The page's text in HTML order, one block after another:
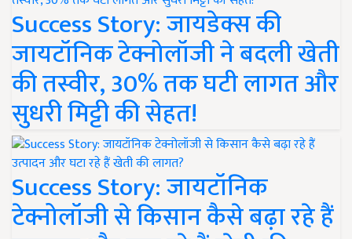
Success Story: जायडेक्स की
जायटॉनिक टेक्नोलॉजी ने बदली खेती
की तस्वीर, 30% तक घटी लागत और
सुधरी मिट्टी की सेहत!
Success Story: जायटॉनिक
टेक्नोलॉजी से किसान कैसे बढ़ा रहे हैं